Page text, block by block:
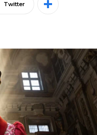
Twitter